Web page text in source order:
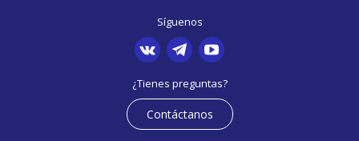
Síguenos
¿Tienes preguntas?
Contáctanos